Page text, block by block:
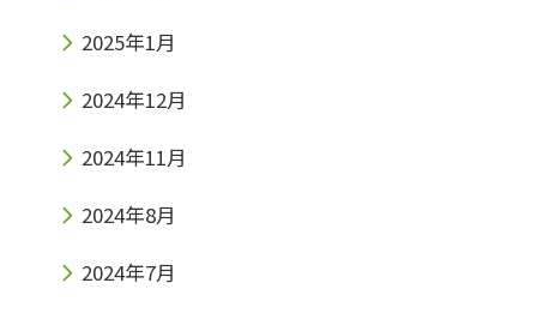
2025年1月
2024年12月
2024年11月
2024年8月
2024年7月